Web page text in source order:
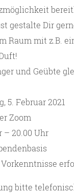
gestalte Dir
Raum mit z.B.
und Geübte
5. Februar 2021
Zoom
– 20.00 Uhr
bitte